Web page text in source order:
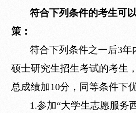
符合下列条件的考生可
策：
符合下列条件之一后3年
硕士研究生招生考试的考生
总成绩加10分，同等条件下
1.参加“大学生志愿服务